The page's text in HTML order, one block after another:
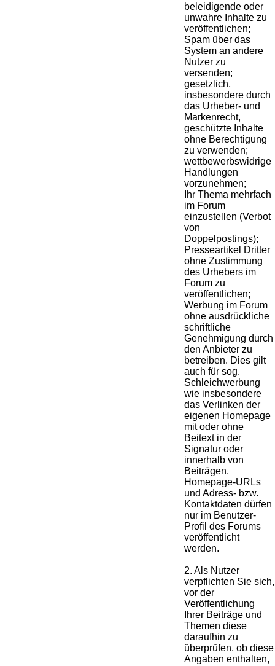
beleidigende oder
unwahre Inhalte zu
veröffentlichen;
Spam über das
System an andere
Nutzer zu
versenden;
gesetzlich,
insbesondere durch
das Urheber- und
Markenrecht,
geschützte Inhalte
ohne Berechtigung
zu verwenden;
wettbewerbswidrige
Handlungen
vorzunehmen;
Ihr Thema mehrfach
im Forum
einzustellen (Verbot
von
Doppelpostings);
Presseartikel Dritter
ohne Zustimmung
des Urhebers im
Forum zu
veröffentlichen;
Werbung im Forum
ohne ausdrückliche
schriftliche
Genehmigung durch
den Anbieter zu
betreiben. Dies gilt
auch für sog.
Schleichwerbung
wie insbesondere
das Verlinken der
eigenen Homepage
mit oder ohne
Beitext in der
Signatur oder
innerhalb von
Beiträgen.
Homepage-URLs
und Adress- bzw.
Kontaktdaten dürfen
nur im Benutzer-
Profil des Forums
veröffentlicht
werden.
2. Als Nutzer
verpflichten Sie sich,
vor der
Veröffentlichung
Ihrer Beiträge und
Themen diese
daraufhin zu
überprüfen, ob diese
Angaben enthalten,